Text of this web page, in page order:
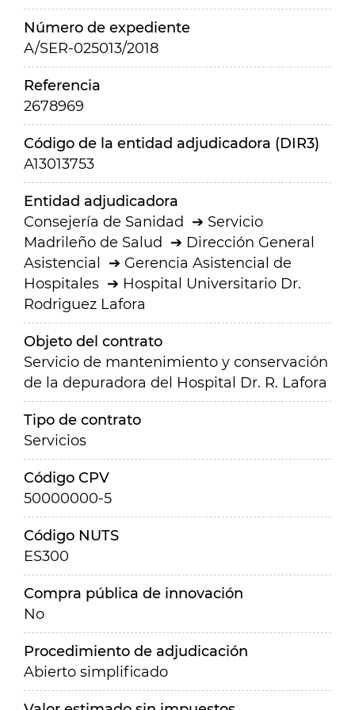
Número de expediente
A/SER-025013/2018
Referencia
2678969
Código de la entidad adjudicadora (DIR3)
A13013753
Entidad adjudicadora
Consejería de Sanidad
Servicio
Madrileño de Salud
Dirección General
Asistencial
Gerencia Asistencial de
Hospitales
Hospital Universitario Dr.
Rodriguez Lafora
Objeto del contrato
Servicio de mantenimiento y conservación
de la depuradora del Hospital Dr. R. Lafora
Tipo de contrato
Servicios
Código CPV
50000000-5
Código NUTS
ES300
Compra pública de innovación
No
Procedimiento de adjudicación
Abierto simplificado